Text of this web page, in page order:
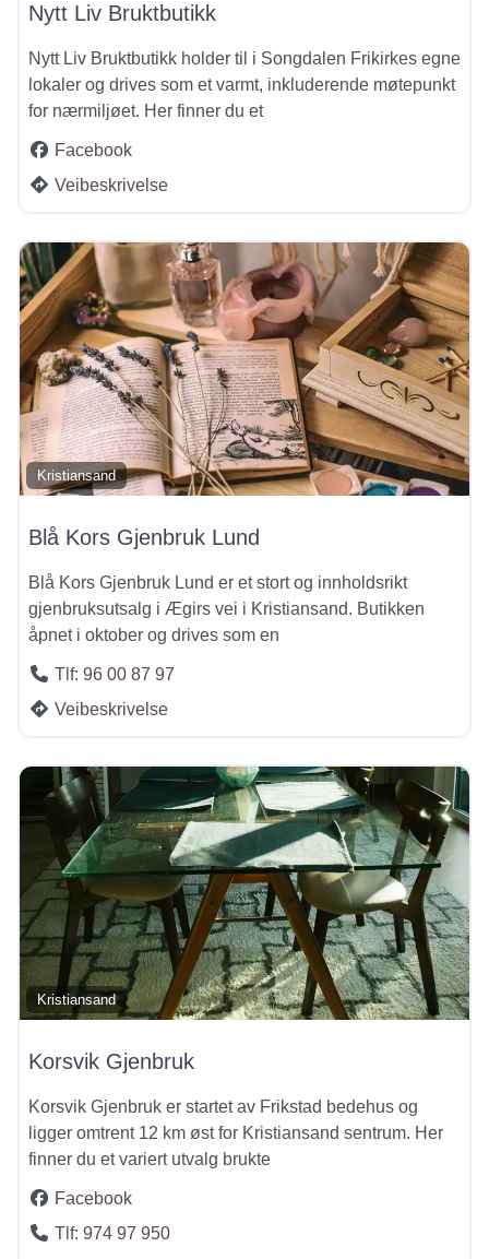
Nytt Liv Bruktbutikk
Nytt Liv Bruktbutikk holder til i Songdalen Frikirkes egne
lokaler og drives som et varmt, inkluderende møtepunkt
for nærmiljøet. Her finner du et
Facebook
Veibeskrivelse
Kristiansand
Blå Kors Gjenbruk Lund
Blå Kors Gjenbruk Lund er et stort og innholdsrikt
gjenbruksutsalg i Ægirs vei i Kristiansand. Butikken
åpnet i oktober og drives som en
Tlf: 96 00 87 97
Veibeskrivelse
Kristiansand
Korsvik Gjenbruk
Korsvik Gjenbruk er startet av Frikstad bedehus og
ligger omtrent 12 km øst for Kristiansand sentrum. Her
finner du et variert utvalg brukte
Facebook
Tlf: 974 97 950